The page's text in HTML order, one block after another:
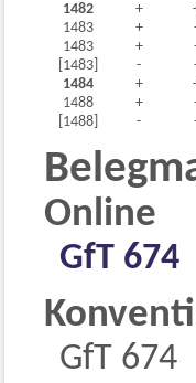
1482 +
1483
+
1483
+
[1483]
-
1484
+
1488
+
[1488]
-
Online
GfT 674
GfT 674